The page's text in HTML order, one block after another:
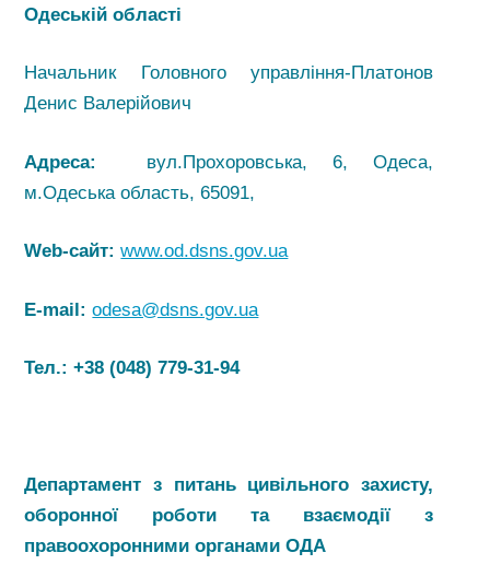
Одеській області
Начальник Головного управління-Платонов
Денис Валерійович
Адреса:
вул.Прохоровська, 6, Одеса,
м.Одеська область, 65091,
Web-сайт: www.od.dsns.gov.ua
E-mail: odesa@dsns.gov.ua
Тел.: +38 (048) 779-31-94
Департамент з питань цивільного захисту,
оборонної роботи та взаємодії з
правоохоронними органами ОДА